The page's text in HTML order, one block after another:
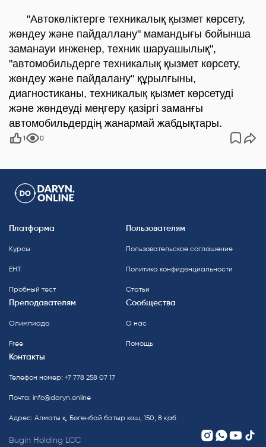
"Автокөліктерге техникалық қызмет көрсету,
жөндеу және пайдаллану" мамандығы бойынша
заманауи инженер, техник шаруашылық",
"автомобильдерге техникалық қызмет көрсету,
жөндеу және пайдалану" құрылғыны,
диагностиканы, техникалық қызмет көрсетуді
және жөндеуді меңгеру қазіргі заманғы
автомобильдердің жанармай жабдықтары.
1 0
Платформа
Курсы
ЕНТ
Пробный тест
Пользователям
Пользовательское соглашение
Политика конфиденциальности
Статьи
Преподавателям
Олимпиада
Free
Сообщества
О нас
Помощь
Контакты
Телефон номер: +7 778 258 07 17
Почта: info@daryn.online
Адрес: Алматы қ, Бөгенбай батыр көш, 150, 8 қаб
Bugin Holding LCC